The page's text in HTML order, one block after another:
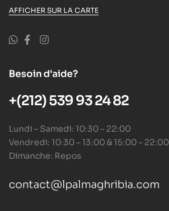
AFFICHER SUR LA CARTE
Besoin d'aide?
+(212) 539 93 24 82
Lundi – Samedi: 10:30 – 22:00
Vendredi: 10:30 – 13:00 & 15:00 – 22:00
Dimanche: Repos
contact@lpalmaghribia.com